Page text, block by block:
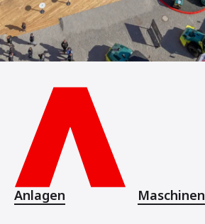
Anlagen Maschinen